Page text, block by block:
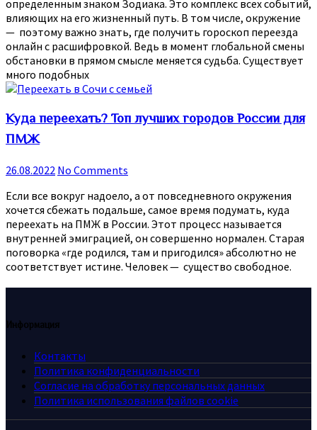
определенным знаком Зодиака. Это комплекс всех событий,
влияющих на его жизненный путь. В том числе, окружение
— поэтому важно знать, где получить гороскоп переезда
онлайн с расшифровкой. Ведь в момент глобальной смены
обстановки в прямом смысле меняется судьба. Существует
много подобных
Куда переехать? Топ лучших городов России для
ПМЖ
26.08.2022 No Comments
Если все вокруг надоело, а от повседневного окружения
хочется сбежать подальше, самое время подумать, куда
переехать на ПМЖ в России. Этот процесс называется
внутренней эмиграцией, он совершенно нормален. Старая
поговорка «где родился, там и пригодился» абсолютно не
соответствует истине. Человек — существо свободное.
Информация
Контакты
Политика конфиденциальности
Согласие на обработку персональных данных
Политика использования файлов cookie